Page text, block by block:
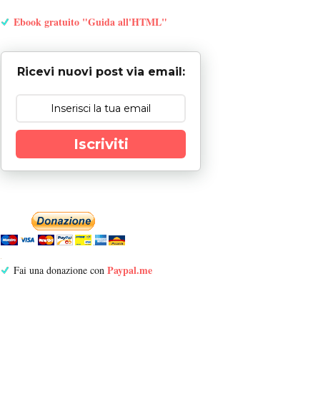
Ebook gratuito "Guida all'HTML"
Ricevi nuovi post via email:
Iscriviti
Fai una donazione con Paypal.me